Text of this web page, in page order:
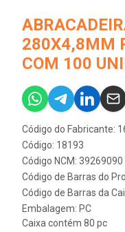
280X4,8MM
COM 100
Código do Fabricante:
Código: 18193
Código NCM: 39269090
Código de Barras do
Código de Barras da
Embalagem: PC
Caixa contém 80 pc